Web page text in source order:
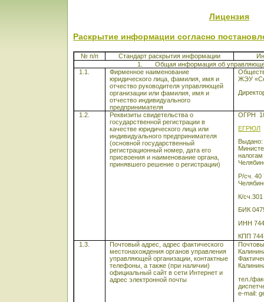
Лицензия
Раскрытие информации согласно
№ п/п Стандарт раскрытия информации
1. Общая информация об
1.1.
Фирменное наименование
юридического лица, фамилия, имя и
отчество руководителя управляющей
организации или фамилия, имя и
отчество индивидуального
предпринимателя
ЖЭУ
1.2.
Реквизиты свидетельства о
государственной регистрации в
качестве юридического лица или
индивидуального предпринимателя
(основной государственный
регистрационный номер, дата его
присвоения и наименование органа,
принявшего решение о регистрации)
ОГРН
ЕГРЮЛ
Выдано:
Р/сч. 40
К/
БИК
ИНН
КПП
1.3.
Почтовый адрес, адрес фактического
местонахождения органов управления
управляющей организации, контактные
телефоны, а также (при наличии)
официальный сайт в сети Интернет и
адрес электронной почты
тел./
e-mail: